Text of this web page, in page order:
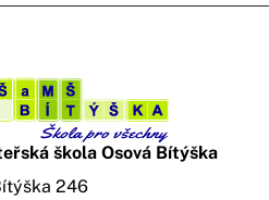
škola Osová Bítýška
246